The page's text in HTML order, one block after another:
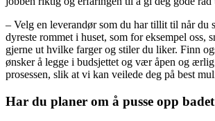
– Velg en leverandør som du har tillit til når du
dyreste rommet i huset, som for eksempel oss,
gjerne ut hvilke farger og stiler du liker. Finn
ønsker å legge i budsjettet og vær åpen og
prosessen, slik at vi kan veilede deg på best
Har du planer om å pusse opp